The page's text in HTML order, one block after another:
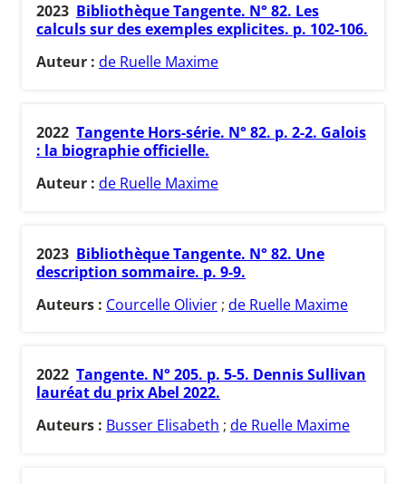
2023 Bibliothèque Tangente. N° 82. Les
calculs sur des exemples explicites. p. 102-106.
Auteur : de Ruelle Maxime
2022 Tangente Hors-série. N° 82. p. 2-2. Galois
: la biographie officielle.
Auteur : de Ruelle Maxime
2023 Bibliothèque Tangente. N° 82. Une
description sommaire. p. 9-9.
Auteurs : Courcelle Olivier ; de Ruelle Maxime
2022 Tangente. N° 205. p. 5-5. Dennis Sullivan
lauréat du prix Abel 2022.
Auteurs : Busser Elisabeth ; de Ruelle Maxime